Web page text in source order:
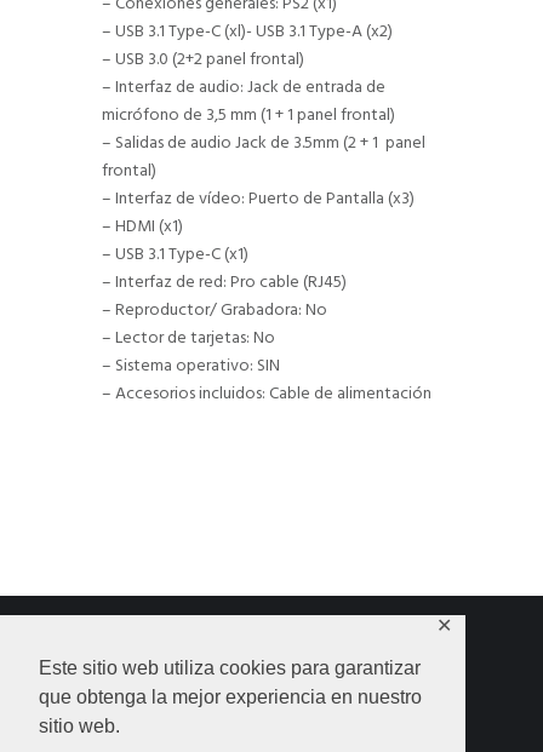
Este sitio web utiliza cookies para garantizar
que obtenga la mejor experiencia en nuestro
sitio web.
✕
– USB 3.1 Type-C (xl)- USB 3.1 Type-A (x2)
– USB 3.0 (2+2 panel frontal)
– Interfaz de audio: Jack de entrada de
micrófono de 3,5 mm (1 + 1 panel frontal)
– Salidas de audio Jack de 3.5mm (2 + 1 panel
frontal)
– Interfaz de vídeo: Puerto de Pantalla (x3)
– HDMI (x1)
– USB 3.1 Type-C (x1)
– Interfaz de red: Pro cable (RJ45)
– Reproductor/ Grabadora: No
– Lector de tarjetas: No
– Sistema operativo: SIN
– Accesorios incluidos: Cable de alimentación